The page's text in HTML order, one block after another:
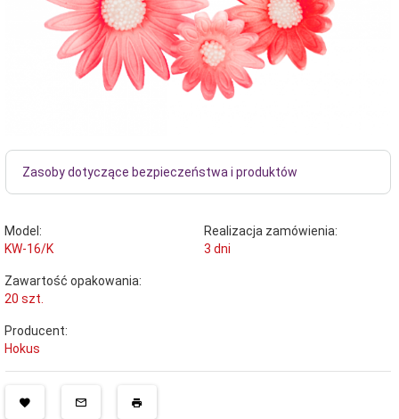
Zasoby dotyczące bezpieczeństwa i produktów
Model:
KW-16/K
Realizacja zamówienia:
3 dni
Zawartość opakowania:
20 szt.
Producent:
Hokus